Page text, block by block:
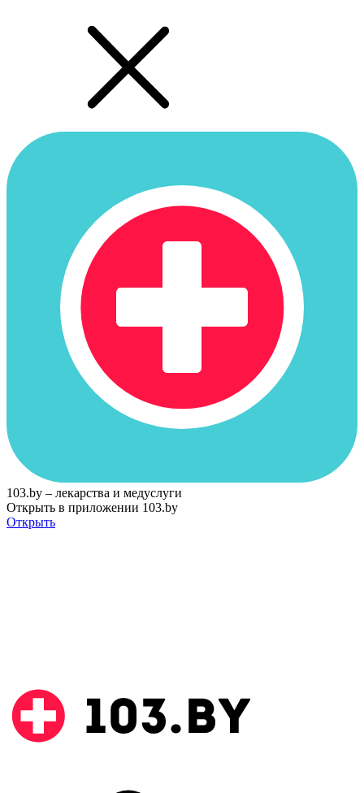
103.by – лекарства и медуслуги
Открыть в приложении 103.by
Открыть